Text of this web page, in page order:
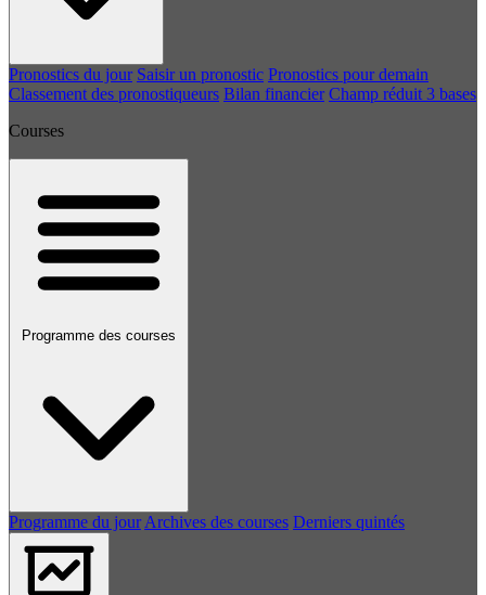
Pronostics du jour Saisir un pronostic Pronostics pour demain
Classement des pronostiqueurs Bilan financier Champ réduit 3 bases
Courses
Programme des courses
Programme du jour Archives des courses Derniers quintés